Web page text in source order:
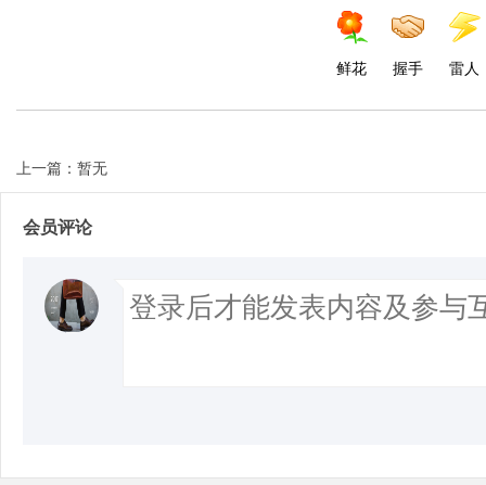
鲜花 握手 雷人
上一篇：暂无
会员评论